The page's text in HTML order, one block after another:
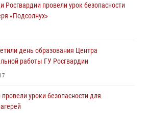
Росгвардии обеспечили
матча "Зенит" - "Балтика"
Росгвардии обнаружил
автотранспорт
2
обнаружили объявленный в розыск
при совершении кражи в
Росгвардии провели урок безопасности
«Подсолнух»
день образования Центра
работы ГУ Росгвардии
17
уроки безопасности для